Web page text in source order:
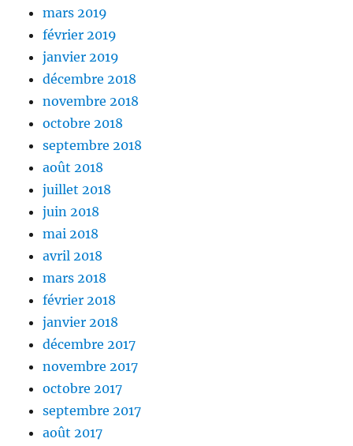
mars 2019
février 2019
janvier 2019
décembre 2018
novembre 2018
octobre 2018
septembre 2018
août 2018
juillet 2018
juin 2018
mai 2018
avril 2018
mars 2018
février 2018
janvier 2018
décembre 2017
novembre 2017
octobre 2017
septembre 2017
août 2017